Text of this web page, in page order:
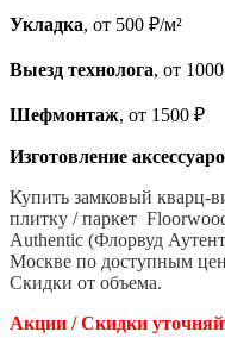
Укладка, от 500 ₽/м²
Выезд технолога, от
Шефмонтаж, от 1500 ₽
Изготовление
Купить замковый кварц-
плитку / паркет
Authentic (Флорвуд
Москве по доступным
Скидки от объема.
Акции / Скидки